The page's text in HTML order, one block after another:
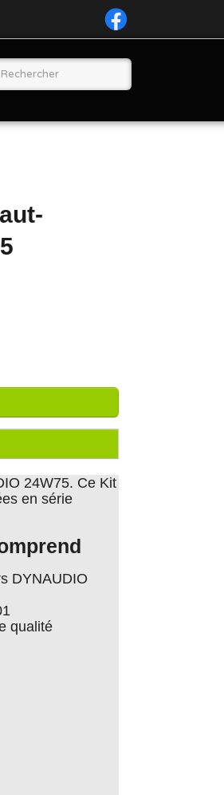
24W75. Ce Kit
en série
DYNAUDIO
qualité